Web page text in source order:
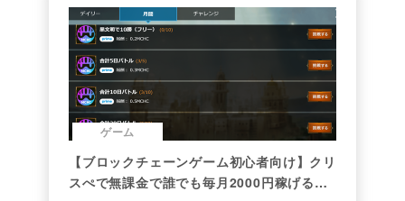
ゲーム
【ブロックチェーンゲーム初心者向け】クリ
スぺで無課金で誰でも毎月2000円稼げる時